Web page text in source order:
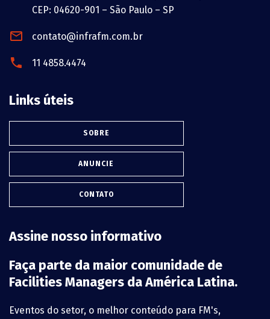
CEP: 04620-901 – São Paulo – SP
contato@infrafm.com.br
11 4858.4474
Links úteis
SOBRE
ANUNCIE
CONTATO
Assine nosso informativo
Faça parte da maior comunidade de
Facilities Managers da América Latina.
Eventos do setor, o melhor conteúdo para FM's,